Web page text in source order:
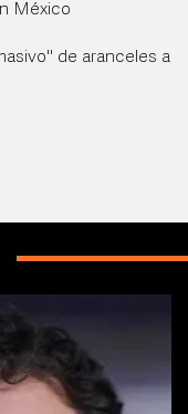
México
de aranceles a